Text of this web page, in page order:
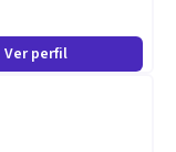
Ver perfil